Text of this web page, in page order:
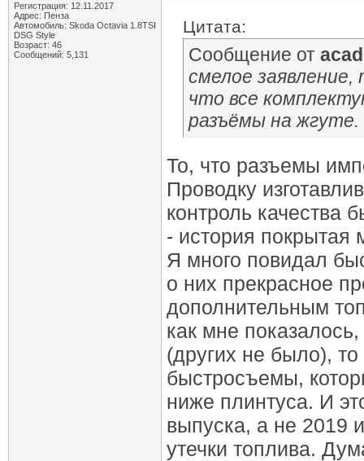
Регистрация: 12.11.2017
Адрес: Пенза
Автомобиль: Skoda Octavia 1.8TSI
DSG Style
Возраст: 46
Сообщений: 5,131
Цитата:
Сообщение от
смелое заявление,
что все
разъёмы на жгуте.
То, что разъемы
Проводку
контроль качества
- история покрытая
Я много повидал
о них прекрасное
дополнительным
как мне
(других не было),
быстросъемы,
ниже плинтуса. И
выпуска, а не 2019
утечки топлива.